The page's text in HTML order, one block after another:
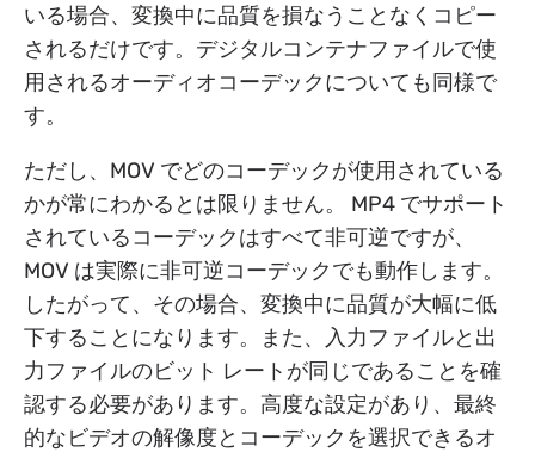
いる場合、変換中に品質を損なうことなくコピー
されるだけです。デジタルコンテナファイルで使
用されるオーディオコーデックについても同様で
す。
ただし、MOV でどのコーデックが使用されている
かが常にわかるとは限りません。 MP4 でサポート
されているコーデックはすべて非可逆ですが、
MOV は実際に非可逆コーデックでも動作します。
したがって、その場合、変換中に品質が大幅に低
下することになります。また、入力ファイルと出
力ファイルのビット レートが同じであることを確
認する必要があります。高度な設定があり、最終
的なビデオの解像度とコーデックを選択できるオ